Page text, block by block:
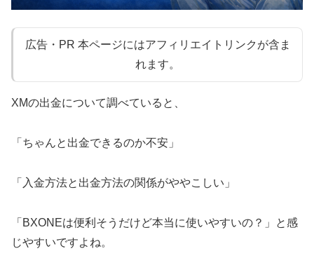
広告・PR 本ページにはアフィリエイトリンクが含ま
れます。
XMの出金について調べていると、
「ちゃんと出金できるのか不安」
「入金方法と出金方法の関係がややこしい」
「BXONEは便利そうだけど本当に使いやすいの？」と感
じやすいですよね。